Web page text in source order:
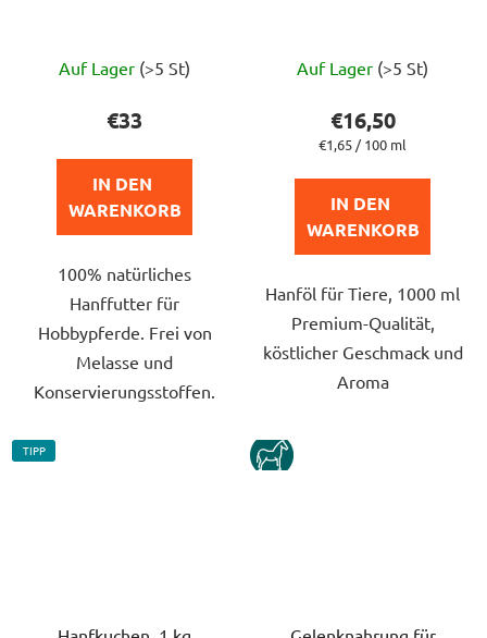
durchschnittliche
Produktbewertung
von
Auf Lager (>5 St)
€33
IN DEN
WARENKORB
100% natürliches
Hanffutter für
Hobbypferde. Frei von
Melasse und
Konservierungsstoffen.
ist
von
5
Sternen.
Auf Lager (>5 St)
€16,50
Verkaufspreis:
€1,65 / 100 ml
IN DEN
WARENKORB
Hanföl für Tiere, 1000 ml
Premium-Qualität,
köstlicher Geschmack und
Aroma
TIPP KUN